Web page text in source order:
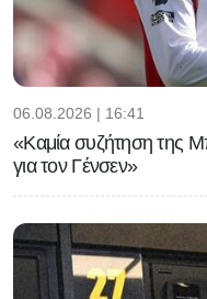
06.08.2026 | 16:41
«Καμία συζήτηση της
για τον Γένσεν»